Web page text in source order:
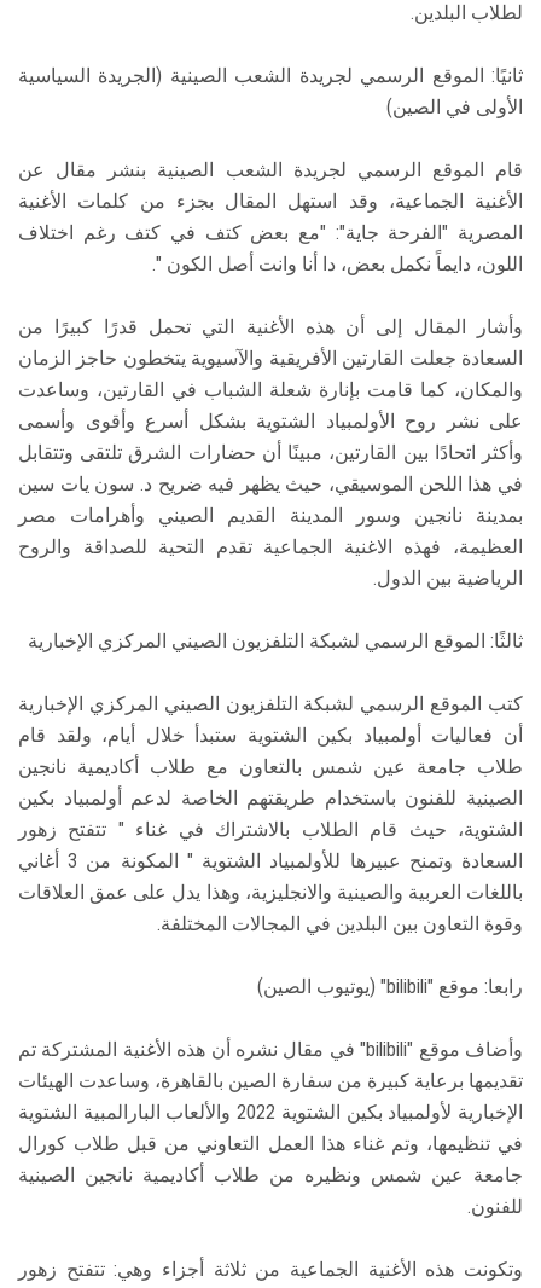
لطلاب البلدين.
ثانيًا: الموقع الرسمي لجريدة الشعب الصينية (الجريدة السياسية
الأولى في الصين)
قام الموقع الرسمي لجريدة الشعب الصينية بنشر مقال عن
الأغنية الجماعية، وقد استهل المقال بجزء من كلمات الأغنية
المصرية "الفرحة جاية": "مع بعض كتف في كتف رغم اختلاف
اللون، دايماً نكمل بعض، دا أنا وانت أصل الكون ".
وأشار المقال إلى أن هذه الأغنية التي تحمل قدرًا كبيرًا من
السعادة جعلت القارتين الأفريقية والآسيوية يتخطون حاجز الزمان
والمكان، كما قامت بإنارة شعلة الشباب في القارتين، وساعدت
على نشر روح الأولمبياد الشتوية بشكل أسرع وأقوى وأسمى
وأكثر اتحادًا بين القارتين، مبينًا أن حضارات الشرق تلتقى وتتقابل
في هذا اللحن الموسيقي، حيث يظهر فيه ضريح د. سون يات سين
بمدينة نانجين وسور المدينة القديم الصيني وأهرامات مصر
العظيمة، فهذه الاغنية الجماعية تقدم التحية للصداقة والروح
الرياضية بين الدول.
ثالثًا: الموقع الرسمي لشبكة التلفزيون الصيني المركزي الإخبارية
كتب الموقع الرسمي لشبكة التلفزيون الصيني المركزي الإخبارية
أن فعاليات أولمبياد بكين الشتوية ستبدأ خلال أيام، ولقد قام
طلاب جامعة عين شمس بالتعاون مع طلاب أكاديمية نانجين
الصينية للفنون باستخدام طريقتهم الخاصة لدعم أولمبياد بكين
الشتوية، حيث قام الطلاب بالاشتراك في غناء " تتفتح زهور
السعادة وتمنح عبيرها للأولمبياد الشتوية " المكونة من 3 أغاني
باللغات العربية والصينية والانجليزية، وهذا يدل على عمق العلاقات
وقوة التعاون بين البلدين في المجالات المختلفة.
رابعا: موقع "bilibili" (يوتيوب الصين)
وأضاف موقع "bilibili" في مقال نشره أن هذه الأغنية المشتركة تم
تقديمها برعاية كبيرة من سفارة الصين بالقاهرة، وساعدت الهيئات
الإخبارية لأولمبياد بكين الشتوية 2022 والألعاب البارالمبية الشتوية
في تنظيمها، وتم غناء هذا العمل التعاوني من قبل طلاب كورال
جامعة عين شمس ونظيره من طلاب أكاديمية نانجين الصينية
للفنون.
وتكونت هذه الأغنية الجماعية من ثلاثة أجزاء وهي: تتفتح زهور